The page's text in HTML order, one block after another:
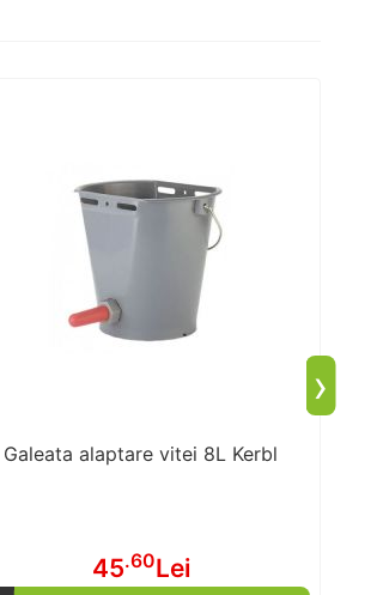
Galeata alaptare vitei 8L Kerbl
45.60Lei
›